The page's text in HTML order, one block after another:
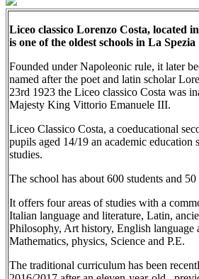
Liceo classico Lorenzo Costa, located
is one of the oldest schools in La Spezia
Founded under Napoleonic rule, it later
named after the poet and latin scholar
23rd 1923 the Liceo classico Costa was
Majesty King Vittorio Emanuele III.
Liceo Classico Costa, a coeducational
pupils aged 14/19 an academic education
studies.
The school has about 600 students and
It offers four areas of studies with a
Italian language and literature, Latin,
Philosophy, Art history, English language
Mathematics, physics, Science and P.E.
The traditional curriculum has been